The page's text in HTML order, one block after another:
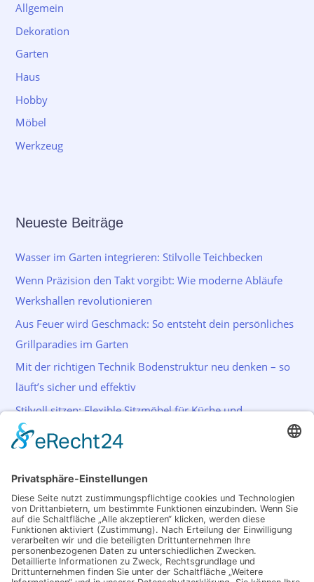
Allgemein
Dekoration
Garten
Haus
Hobby
Möbel
Werkzeug
Neueste Beiträge
Wasser im Garten integrieren: Stilvolle Teichbecken
Wenn Präzision den Takt vorgibt: Wie moderne Abläufe
Werkshallen revolutionieren
Aus Feuer wird Geschmack: So entsteht dein persönliches
Grillparadies im Garten
Mit der richtigen Technik Bodenstruktur neu denken – so
läuft’s sicher und effektiv
Stilvoll sitzen: Flexible Sitzmöbel für Küche und
Wohnraum
Schlagwörter
Akkuschrauber Bohrer Farbe Garten Haus Licht Lichtsystem
Reinigung Renovierung Sicherheit Streichen